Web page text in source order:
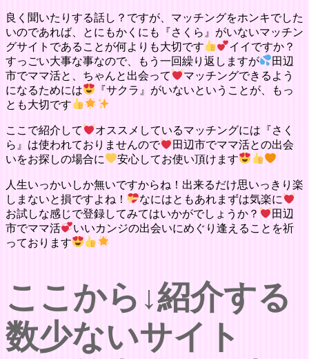
良く聞いたりする話し？ですが、マッチングをホンキでした
いのであれば、とにもかくにも『さくら』がいないマッチン
グサイトであることが何よりも大切です
イイですか？
すっごい大事な事なので、もう一回繰り返しますが
田辺
市でママ活と、ちゃんと出会って
マッチングできるよう
になるためには
『サクラ』がいないということが、もっ
とも大切です
ここで紹介して
オススメしているマッチングには『さく
ら』は使われておりませんので
田辺市でママ活との出会
いをお探しの場合に
安心してお使い頂けます
人生いっかいしか無いですからね！出来るだけ思いっきり楽
しまないと損ですよね！
なにはともあれまずは気楽に
お試しな感じで登録してみてはいかがでしょうか？
田辺
市でママ活
いいカンジの出会いにめぐり逢えることを祈
っております
ここから↓紹介する
数少ないサイト